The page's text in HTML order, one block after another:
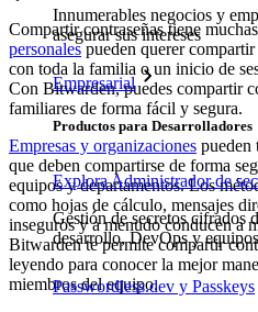
Innumerables negocios y
asegurar sus intereses
Empresarial
Productos para Desarrolladores
Explora Administrador de
Gestión de secretos cifrados
desarrollo, DevOps y
Passwordless.dev y Passkeys
Compartir contraseñas tiene
personalespueden querer compartir
con toda la familia o un inicio de
Con Bitwarden, puedes compartir
familiares de forma fácil y segura.
Empresas y organizaciones pueden
que deben compartirse de forma
equipos y departamentos. Los
como hojas de cálculo, mensajes
inseguros y a menudo conducen a
Bitwarden te permite compartir
leyendo para conocer la mejor
miembros del equipo.